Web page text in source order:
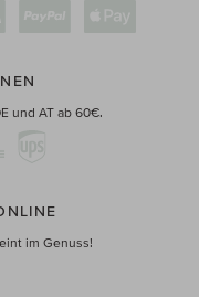
und AT ab 60€.
im Genuss!